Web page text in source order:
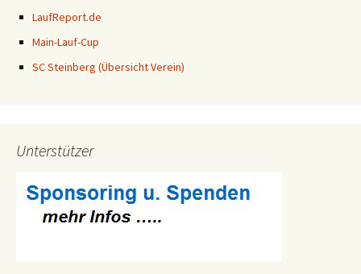
LaufReport.de
Main-Lauf-Cup
SC Steinberg (Übersicht Verein)
Unterstützer